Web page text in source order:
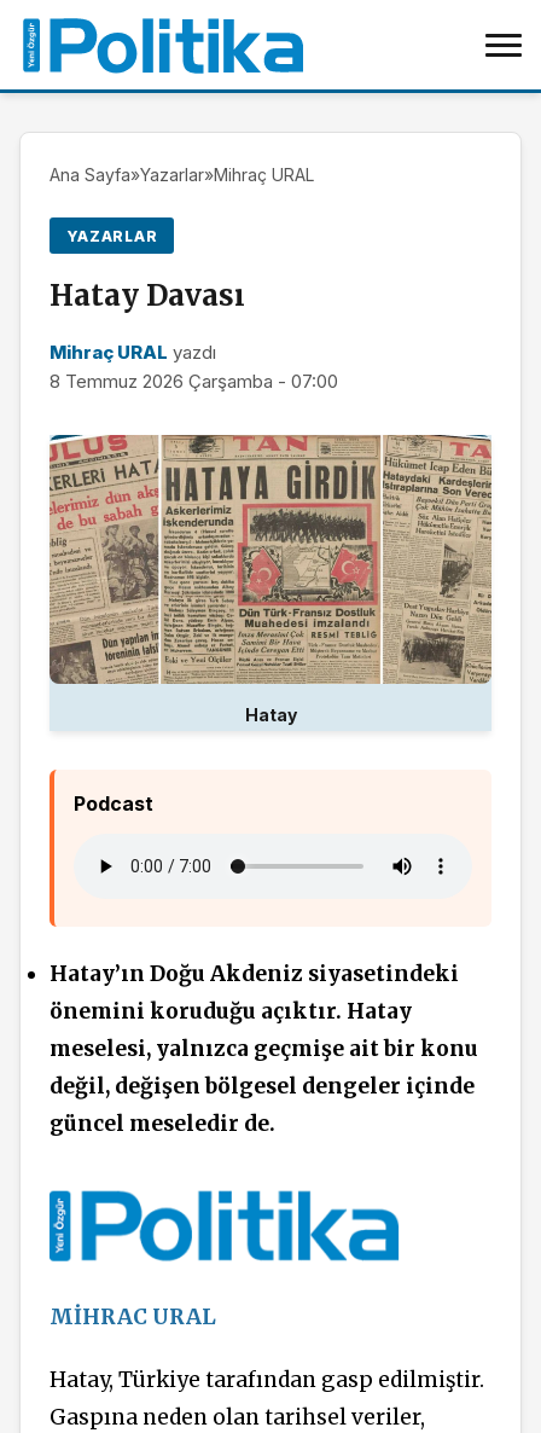
Ana Sayfa»Yazarlar»Mihraç URAL
YAZARLAR
Hatay Davası
Mihraç URAL yazdı
8 Temmuz 2026 Çarşamba - 07:00
Hatay
Podcast
Hatay’ın Doğu Akdeniz siyasetindeki
önemini koruduğu açıktır. Hatay
meselesi, yalnızca geçmişe ait bir konu
değil, değişen bölgesel dengeler içinde
güncel meseledir de.
MİHRAC URAL
Hatay, Türkiye tarafından gasp edilmiştir.
Gaspına neden olan tarihsel veriler,